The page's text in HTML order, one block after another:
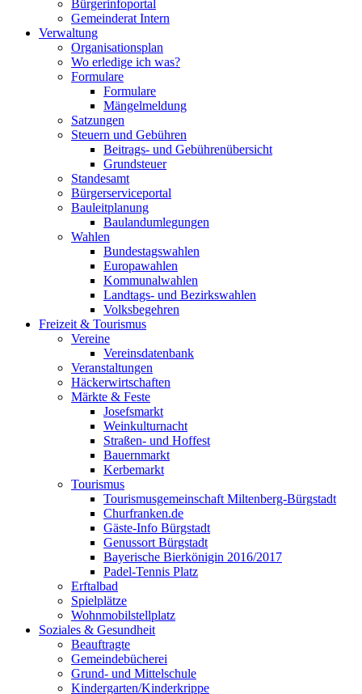
Bürgerinfoportal
Gemeinderat Intern
Verwaltung
Organisationsplan
Wo erledige ich was?
Formulare
Formulare
Mängelmeldung
Satzungen
Steuern und Gebühren
Beitrags- und Gebührenübersicht
Grundsteuer
Standesamt
Bürgerserviceportal
Bauleitplanung
Baulandumlegungen
Wahlen
Bundestagswahlen
Europawahlen
Kommunalwahlen
Landtags- und Bezirkswahlen
Volksbegehren
Freizeit & Tourismus
Vereine
Vereinsdatenbank
Veranstaltungen
Häckerwirtschaften
Märkte & Feste
Josefsmarkt
Weinkulturnacht
Straßen- und Hoffest
Bauernmarkt
Kerbemarkt
Tourismus
Tourismusgemeinschaft Miltenberg-Bürgstadt
Churfranken.de
Gäste-Info Bürgstadt
Genussort Bürgstadt
Bayerische Bierkönigin 2016/2017
Padel-Tennis Platz
Erftalbad
Spielplätze
Wohnmobilstellplatz
Soziales & Gesundheit
Beauftragte
Gemeindebücherei
Grund- und Mittelschule
Kindergarten/Kinderkrippe